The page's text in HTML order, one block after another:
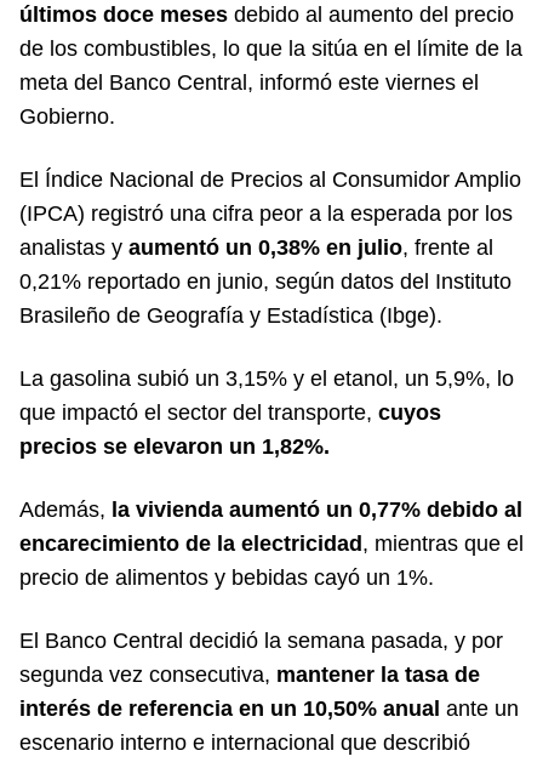
últimos doce meses debido al aumento del precio
de los combustibles, lo que la sitúa en el límite de la
meta del Banco Central, informó este viernes el
Gobierno.
El Índice Nacional de Precios al Consumidor Amplio
(IPCA) registró una cifra peor a la esperada por los
analistas y aumentó un 0,38% en julio, frente al
0,21% reportado en junio, según datos del Instituto
Brasileño de Geografía y Estadística (Ibge).
La gasolina subió un 3,15% y el etanol, un 5,9%, lo
que impactó el sector del transporte, cuyos
precios se elevaron un 1,82%.
Además, la vivienda aumentó un 0,77% debido al
encarecimiento de la electricidad, mientras que el
precio de alimentos y bebidas cayó un 1%.
El Banco Central decidió la semana pasada, y por
segunda vez consecutiva, mantener la tasa de
interés de referencia en un 10,50% anual ante un
escenario interno e internacional que describió